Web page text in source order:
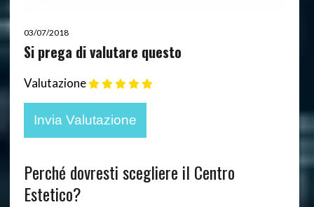
03/07/2018
Si prega di valutare questo
Valutazione
Perché dovresti scegliere il Centro
Estetico?